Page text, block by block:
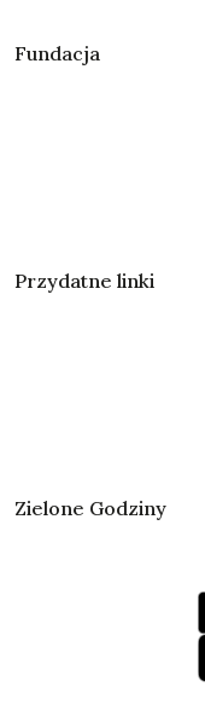
Fundacja
Przydatne linki
Zielone Godziny